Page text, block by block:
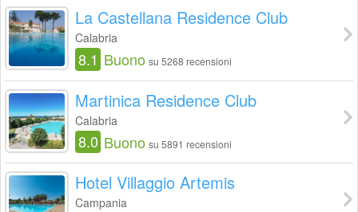
La Castellana Residence Club
Calabria
8.1 Buono su 5268 recensioni
Martinica Residence Club
Calabria
8.0 Buono su 5891 recensioni
Hotel Villaggio Artemis
Campania